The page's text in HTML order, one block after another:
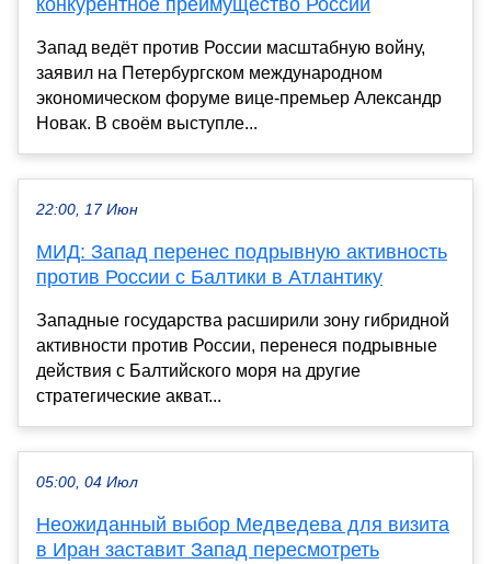
конкурентное преимущество России
Запад ведёт против России масштабную войну,
заявил на Петербургском международном
экономическом форуме вице-премьер Александр
Новак. В своём выступле...
22:00, 17 Июн
МИД: Запад перенес подрывную активность
против России с Балтики в Атлантику
Западные государства расширили зону гибридной
активности против России, перенеся подрывные
действия с Балтийского моря на другие
стратегические акват...
05:00, 04 Июл
Неожиданный выбор Медведева для визита
в Иран заставит Запад пересмотреть